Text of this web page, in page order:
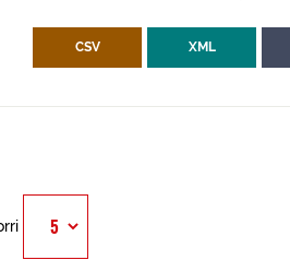
CSV XML